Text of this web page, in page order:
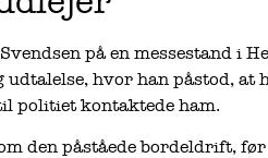
på en messestand i
udtalelse, hvor han påstod,
politiet kontaktede ham.
den påståede bordeldrift,